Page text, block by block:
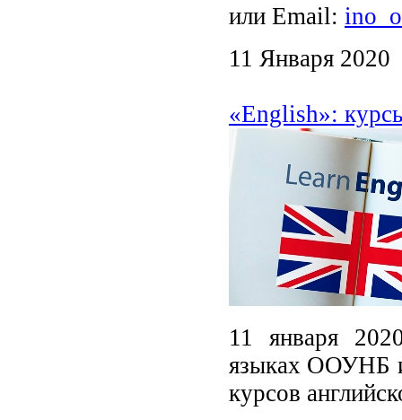
или Email:
11 Января 2020
«English»:
11 января
языках ООУНБ
курсов